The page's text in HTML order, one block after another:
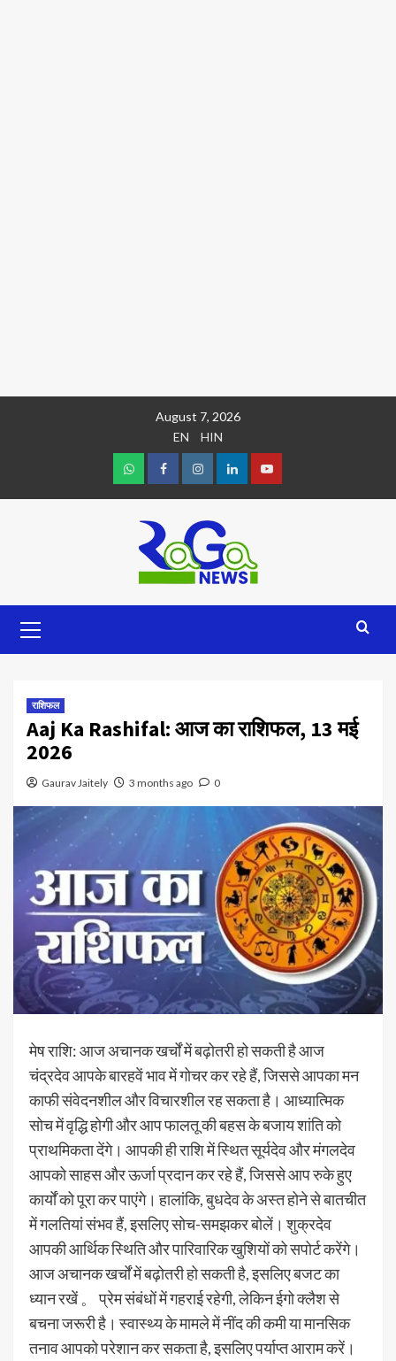
August 7, 2026
EN
HIN
राशिफल
Aaj Ka Rashifal: आज का राशिफल, 13 मई
2026
Gaurav Jaitely 3 months ago 0
मेष राशि: आज अचानक खर्चों में बढ़ोतरी हो सकती है आज
चंद्रदेव आपके बारहवें भाव में गोचर कर रहे हैं, जिससे आपका मन
काफी संवेदनशील और विचारशील रह सकता है। आध्यात्मिक
सोच में वृद्धि होगी और आप फालतू की बहस के बजाय शांति को
प्राथमिकता देंगे। आपकी ही राशि में स्थित सूर्यदेव और मंगलदेव
आपको साहस और ऊर्जा प्रदान कर रहे हैं, जिससे आप रुके हुए
कार्यों को पूरा कर पाएंगे। हालांकि, बुधदेव के अस्त होने से बातचीत
में गलतियां संभव हैं, इसलिए सोच-समझकर बोलें। शुक्रदेव
आपकी आर्थिक स्थिति और पारिवारिक खुशियों को सपोर्ट करेंगे।
आज अचानक खर्चों में बढ़ोतरी हो सकती है, इसलिए बजट का
ध्यान रखें 。 प्रेम संबंधों में गहराई रहेगी, लेकिन ईगो क्लैश से
बचना जरूरी है। स्वास्थ्य के मामले में नींद की कमी या मानसिक
तनाव आपको परेशान कर सकता है, इसलिए पर्याप्त आराम करें।